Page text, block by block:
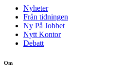
Nyheter
Från tidningen
Ny På Jobbet
Nytt Kontor
Debatt
Om